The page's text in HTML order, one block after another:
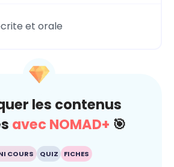
et orale
les contenus
avec NOMAD+ 🎯
COURS QUIZ FICHES